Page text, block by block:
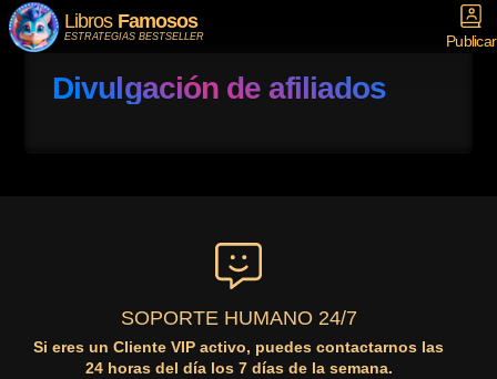
Libros Famosos
ESTRATEGIAS BESTSELLER Publicar
Divulgación de afiliados
SOPORTE HUMANO 24/7
Si eres un Cliente VIP activo, puedes contactarnos las
24 horas del día los 7 días de la semana.